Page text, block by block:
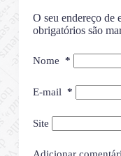
O seu endereço de
obrigatórios são
Nome *
E-mail *
Site